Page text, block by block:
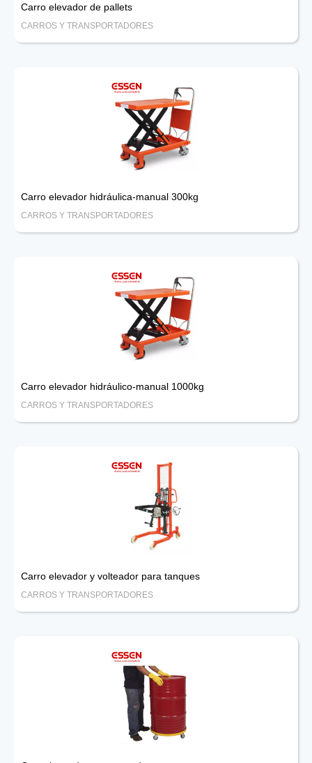
Carro elevador de pallets
CARROS Y TRANSPORTADORES
Carro elevador hidráulica-manual 300kg
CARROS Y TRANSPORTADORES
Carro elevador hidráulico-manual 1000kg
CARROS Y TRANSPORTADORES
Carro elevador y volteador para tanques
CARROS Y TRANSPORTADORES